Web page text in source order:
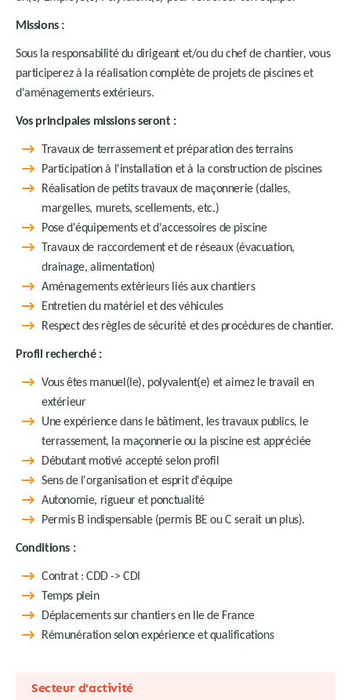
Missions :
Sous la responsabilité du dirigeant et/ou du chef de chantier, vous
participerez à la réalisation complète de projets de piscines et
d'aménagements extérieurs.
Vos principales missions seront :
Travaux de terrassement et préparation des terrains
Participation à l'installation et à la construction de piscines
Réalisation de petits travaux de maçonnerie (dalles,
margelles, murets, scellements, etc.)
Pose d'équipements et d'accessoires de piscine
Travaux de raccordement et de réseaux (évacuation,
drainage, alimentation)
Aménagements extérieurs liés aux chantiers
Entretien du matériel et des véhicules
Respect des règles de sécurité et des procédures de chantier.
Profil recherché :
Vous êtes manuel(le), polyvalent(e) et aimez le travail en
extérieur
Une expérience dans le bâtiment, les travaux publics, le
terrassement, la maçonnerie ou la piscine est appréciée
Débutant motivé accepté selon profil
Sens de l'organisation et esprit d'équipe
Autonomie, rigueur et ponctualité
Permis B indispensable (permis BE ou C serait un plus).
Conditions :
Contrat : CDD -> CDI
Temps plein
Déplacements sur chantiers en Ile de France
Rémunération selon expérience et qualifications
Secteur d'activité